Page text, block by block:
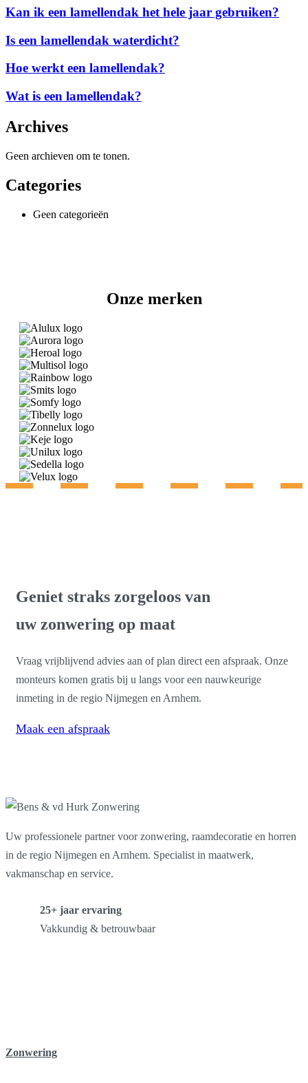
met
opties?
lamellendak
bestand
wind?
Kan
een
lamellendak
hele
gebruiken?
Kan ik een lamellendak het hele jaar gebruiken?
Is
lamellendak
waterdicht?
Is een lamellendak waterdicht?
Hoe
een
lamellendak?
Hoe werkt een lamellendak?
Wat
een
lamellendak?
Wat is een lamellendak?
Archives
Geen archieven om te tonen.
Categories
Geen categorieën
Onze merken
Geniet straks zorgeloos van
uw zonwering op maat
Vraag vrijblijvend advies aan of plan direct een afspraak. Onze
monteurs komen gratis bij u langs voor een nauwkeurige
inmeting in de regio Nijmegen en Arnhem.
Maak een afspraak
Uw professionele partner voor zonwering, raamdecoratie en horren
in de regio Nijmegen en Arnhem. Specialist in maatwerk,
vakmanschap en service.
25+ jaar ervaring
Vakkundig & betrouwbaar
Zonwering